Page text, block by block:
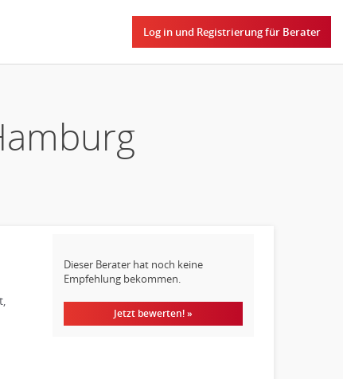
Log in und Registrierung für Berater
Dieser Berater hat noch keine
Empfehlung bekommen.
Jetzt bewerten! »